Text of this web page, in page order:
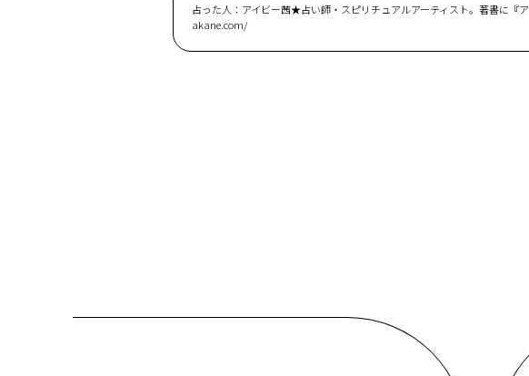
占った人：アイビー茜★占い師・スピリチュアルアーティスト。著書に
akane.com/